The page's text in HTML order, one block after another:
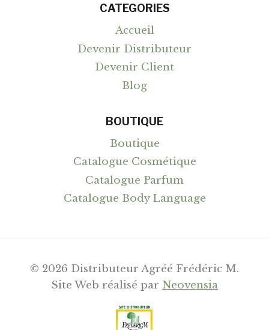
CATEGORIES
Accueil
Devenir Distributeur
Devenir Client
Blog
BOUTIQUE
Boutique
Catalogue Cosmétique
Catalogue Parfum
Catalogue Body Language
© 2026 Distributeur Agréé Frédéric M.
Site Web réalisé par Neovensia